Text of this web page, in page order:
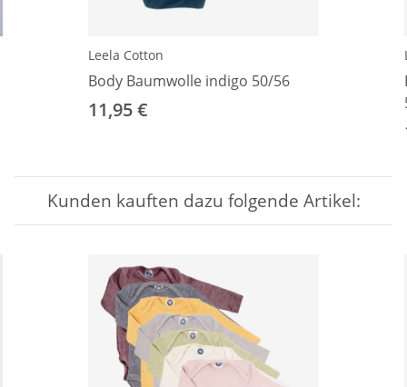
Leela Cotton
Body Baumwolle indigo 50/56
11,95 €
Kunden kauften dazu folgende Artikel: